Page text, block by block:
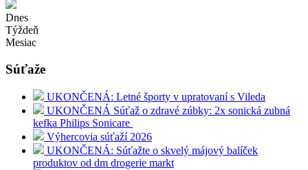
Dnes
Týždeň
Mesiac
Súťaže
UKONČENÁ: Letné športy v upratovaní s Vileda
UKONČENÁ Súťaž o zdravé zúbky: 2x sonická zubná
kefka Philips Sonicare
Výhercovia súťaží 2026
UKONČENÁ: Súťažte o skvelý májový balíček
produktov od dm drogerie markt